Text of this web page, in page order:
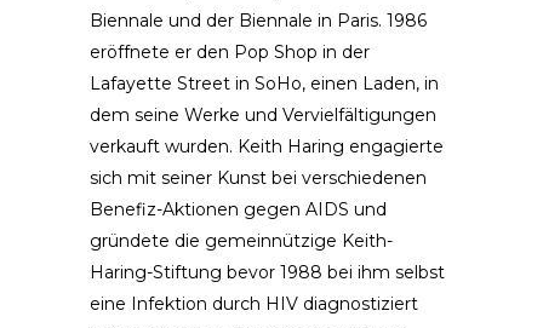
Biennale und der Biennale in Paris. 1986
eröffnete er den Pop Shop in der
Lafayette Street in SoHo, einen Laden, in
dem seine Werke und Vervielfältigungen
verkauft wurden. Keith Haring engagierte
sich mit seiner Kunst bei verschiedenen
Benefiz-Aktionen gegen AIDS und
gründete die gemeinnützige Keith-
Haring-Stiftung bevor 1988 bei ihm selbst
eine Infektion durch HIV diagnostiziert